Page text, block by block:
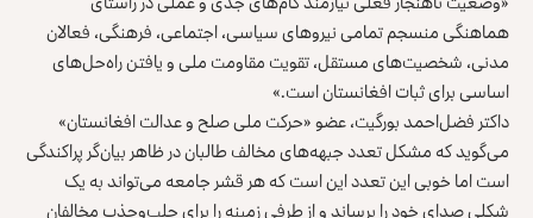
هماهنگی منسجم تمامی نیروهای سیاسی، اجتماعی، فرهنگی، فعالان
مدنی، شخصیت‌های مستقل، تقویت مقاومت ملی و یافتن راه‌حل‌های
اساسی برای ثبات افغانستان است.»
داکتر فضل‌احمد بورگیت، عضو «حرکت ملی صلح و عدالت افغانستان»
می‌گوید که مشکل تعدد جبهه‌های مخالف طالبان در ظاهر بیان‌گر پراکندگی
است اما خوبی این تعدد این است که هر قشر جامعه می‌تواند به یک
شکلی صدای خود را برساند و از طرفی زمینه را برای جلب‌وجذب مخالفان